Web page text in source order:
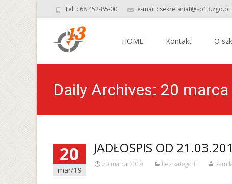
Tel. : 68 452-85-00 e-mail : sekretariat@sp13.zgo.pl
HOME Kontakt O
Daily Archives: 20
20
mar/19
JADŁOSPIS OD
20 marca 2019 Bez kategorii